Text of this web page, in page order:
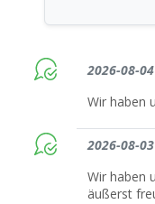
2026-08-04
Wir haben
2026-08-03
Wir haben
äußerst